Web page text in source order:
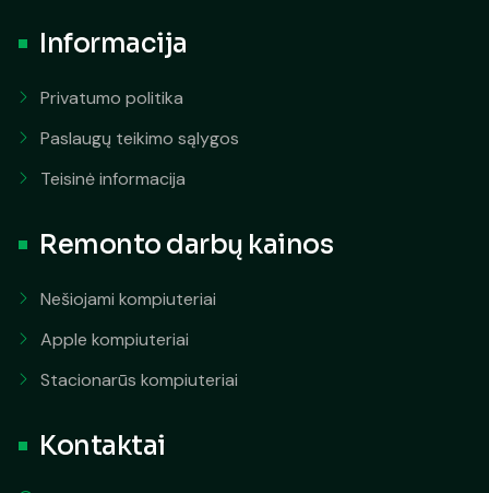
Informacija
Privatumo politika
Paslaugų teikimo sąlygos
Teisinė informacija
Remonto darbų kainos
Nešiojami kompiuteriai
Apple kompiuteriai
Stacionarūs kompiuteriai
Kontaktai